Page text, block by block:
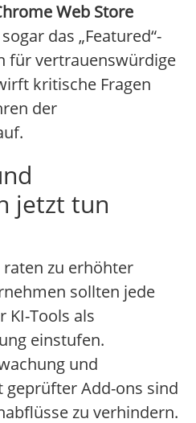
Web Store
das „Featured“-
für vertrauenswürdige
kritische Fragen
der
jetzt tun
zu erhöhter
sollten jede
KI-Tools als
einstufen.
und
geprüfter Add-ons sind
zu verhindern.